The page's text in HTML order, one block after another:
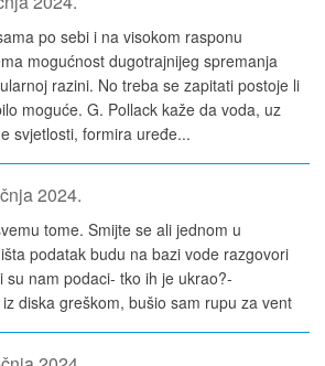
po sebi i na visokom rasponu
mogućnost dugotrajnijeg spremanja
razini. No treba se zapitati postoje li
moguće. G. Pollack kaže da voda, uz
svjetlosti, formira uređe...
2024.
tome. Smijte se ali jednom u
podatak budu na bazi vode razgovori
su nam podaci- tko ih je ukrao?-
diska greškom, bušio sam rupu za vent